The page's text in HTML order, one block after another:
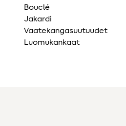
Bouclé
Jakardi
Vaatekangasuutuudet
Luomukankaat